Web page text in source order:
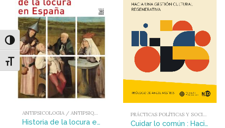
Alternar alto contraste
Alternar tamaño de letra
ANTIPSICOLOGIA / ANTIPSIQUIATRIA
Historia de la locura en España
PRÁCTICAS POLÍTICAS Y SOCIALES
Cuidar lo común : Hacia una gestión cultural regenerativa